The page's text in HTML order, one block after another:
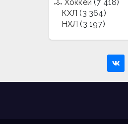
Хоккей (7 418)
КХЛ (3 364)
НХЛ (3 197)